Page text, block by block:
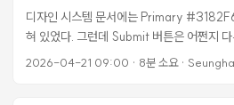
디자인 시스템 문서에는 Primary
혀 있었다. 그런데 Submit 버튼은 어쩐지
아니라 조금 더 보라끼가 돌고 푸르스름했다
2026-04-21 09:00 · 8분 소요·